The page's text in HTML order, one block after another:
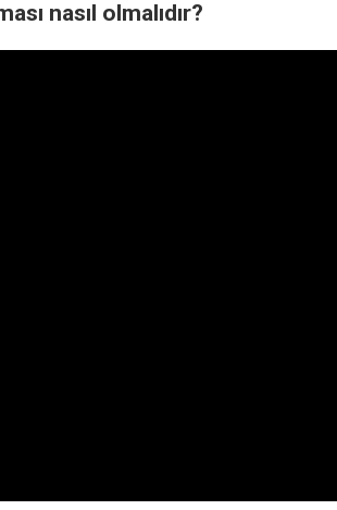
nasıl olmalıdır?